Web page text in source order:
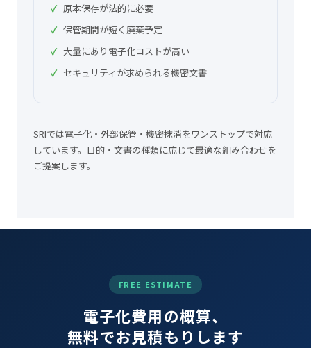
原本保存が法的に必要
保管期間が短く廃棄予定
大量にあり電子化コストが高い
セキュリティが求められる機密文書
SRIでは電子化・外部保管・機密抹消をワンストップで対応
しています。目的・文書の種類に応じて最適な組み合わせを
ご提案します。
FREE ESTIMATE
電子化費用の概算、
無料でお見積もりします